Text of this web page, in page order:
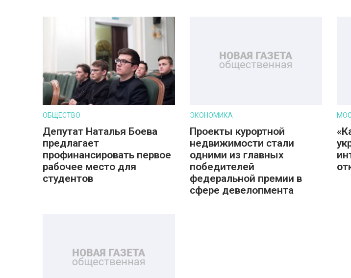
ОБЩЕСТВО
Депутат Наталья Боева
предлагает
профинансировать первое
рабочее место для
студентов
ЭКОНОМИКА
Проекты курортной
недвижимости стали
одними из главных
победителей
федеральной премии в
сфере девелопмента